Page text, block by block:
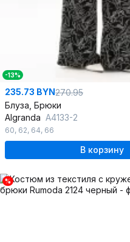
-13%
235.73 BYN270.95
Блуза, Брюки
Algranda А4133-2
60, 62, 64, 66
В корзину
%